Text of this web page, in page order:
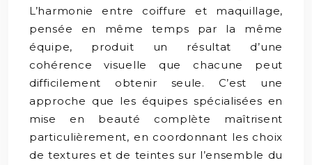
L’harmonie entre coiffure et maquillage,
pensée en même temps par la même
équipe, produit un résultat d’une
cohérence visuelle que chacune peut
difficilement obtenir seule. C’est une
approche que les équipes spécialisées en
mise en beauté complète maîtrisent
particulièrement, en coordonnant les choix
de textures et de teintes sur l’ensemble du